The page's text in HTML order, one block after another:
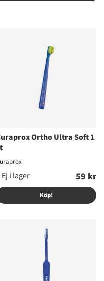
Ortho Ultra Soft 1
59 kr
Köp!